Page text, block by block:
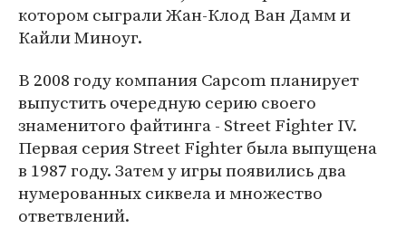
котором сыграли Жан-Клод Ван Дамм и
Кайли Миноуг.
В 2008 году компания Capcom планирует
выпустить очередную серию своего
знаменитого файтинга - Street Fighter IV.
Первая серия Street Fighter была выпущена
в 1987 году. Затем у игры появились два
нумерованных сиквела и множество
ответвлений.